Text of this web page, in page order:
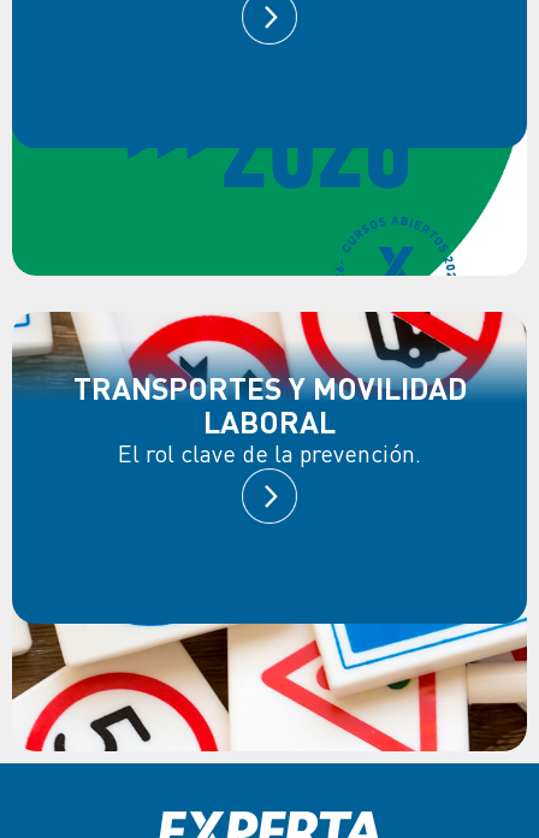
TRANSPORTES Y MOVILIDAD
LABORAL
El rol clave de la prevención.